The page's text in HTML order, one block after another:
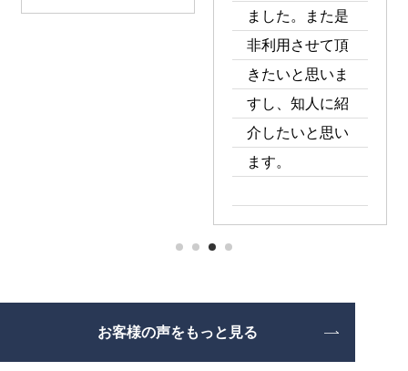
かった。
家族や友人にも
紹介しようと思
いました。
1 2 3 4
お客様の声をもっと見る